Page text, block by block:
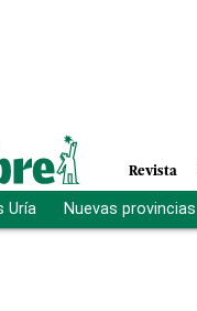
Revista
Uría Nuevas provincias